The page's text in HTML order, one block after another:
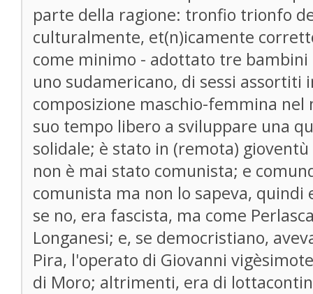
parte della ragione: tronfio trionfo
culturalmente, et(n)icamente
come minimo - adottato tre bambini
uno sudamericano, di sessi assortiti
composizione maschio-femmina
suo tempo libero a sviluppare una
solidale; è stato in (remota)
non è mai stato comunista; e
comunista ma non lo sapeva, quindi
se no, era fascista, ma come
Longanesi; e, se democristiano,
Pira, l'operato di Giovanni
di Moro; altrimenti, era di